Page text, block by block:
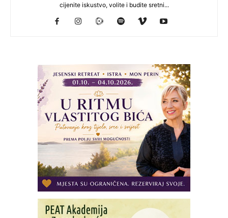
cijenite iskustvo, volite i budite sretni...